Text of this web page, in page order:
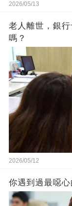
2026/05/13
老人離世，銀
嗎？
2026/05/12
你遇到過最噁